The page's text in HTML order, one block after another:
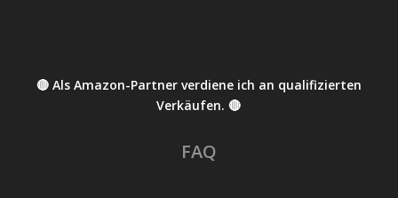
🔴 Als Amazon-Partner verdiene ich an qualifizierten
Verkäufen. 🔴
FAQ